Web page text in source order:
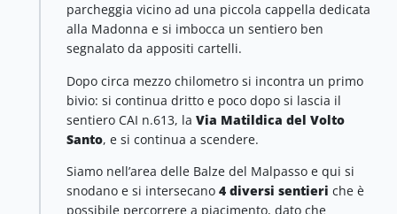
parcheggia vicino ad una piccola cappella dedicata
alla Madonna e si imbocca un sentiero ben
segnalato da appositi cartelli.
Dopo circa mezzo chilometro si incontra un primo
bivio: si continua dritto e poco dopo si lascia il
sentiero CAI n.613, la Via Matildica del Volto
Santo, e si continua a scendere.
Siamo nell’area delle Balze del Malpasso e qui si
snodano e si intersecano 4 diversi sentieri che è
possibile percorrere a piacimento, dato che